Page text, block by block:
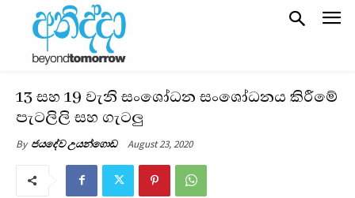
13 සහ 19 වැනි සංශෝධන සංශෝධනය කිරීමේ
පැටලිලි සහ ගැටලු
By ජයදේව උයන්ගොඩ August 23, 2020